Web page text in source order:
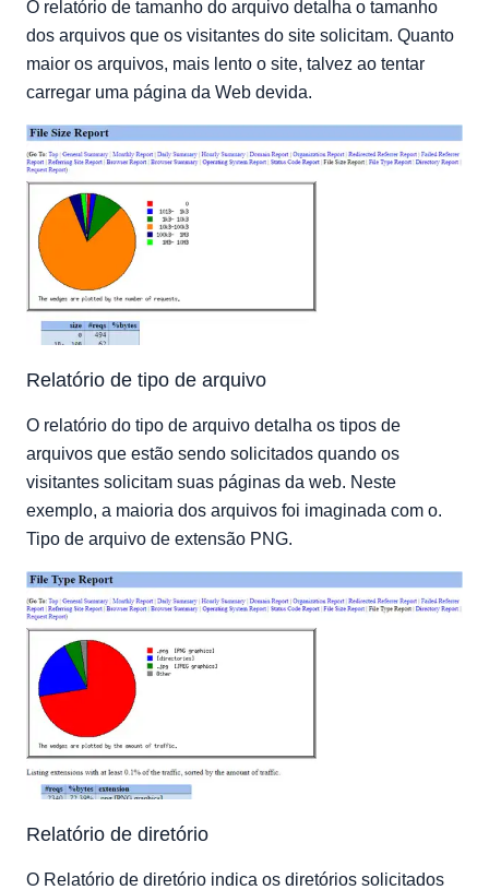
O relatório de tamanho do arquivo detalha o tamanho
dos arquivos que os visitantes do site solicitam. Quanto
maior os arquivos, mais lento o site, talvez ao tentar
carregar uma página da Web devida.
Relatório de tipo de arquivo
O relatório do tipo de arquivo detalha os tipos de
arquivos que estão sendo solicitados quando os
visitantes solicitam suas páginas da web. Neste
exemplo, a maioria dos arquivos foi imaginada com o.
Tipo de arquivo de extensão PNG.
Relatório de diretório
O Relatório de diretório indica os diretórios solicitados